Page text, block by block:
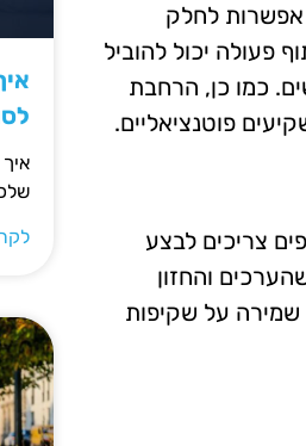
אפשרות לחלק
פעולה יכול להוביל
כמו כן, הרחבת
פוטנציאליים.
צריכים לבצע
והחזון
שמירה על שקיפות